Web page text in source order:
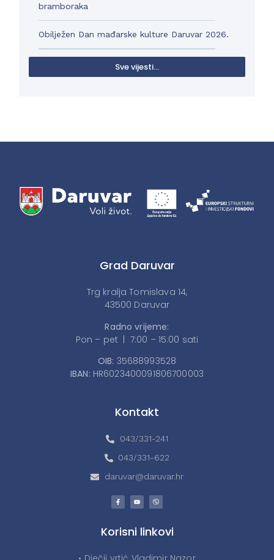
bramboraka
Obilježen Dan mađarske kulture Daruvar 2026.
Sve vijesti...
Grad Daruvar
Trg kralja Tomislava 14,
43500 Daruvar
Radno vrijeme:
Pon – pet | 7:00 – 15:00 sati
OIB: 35688993528
IBAN: HR6023400091806700003
Kontakt
043/331-241
043/331-622
daruvar@daruvar.hr
Korisni linkovi